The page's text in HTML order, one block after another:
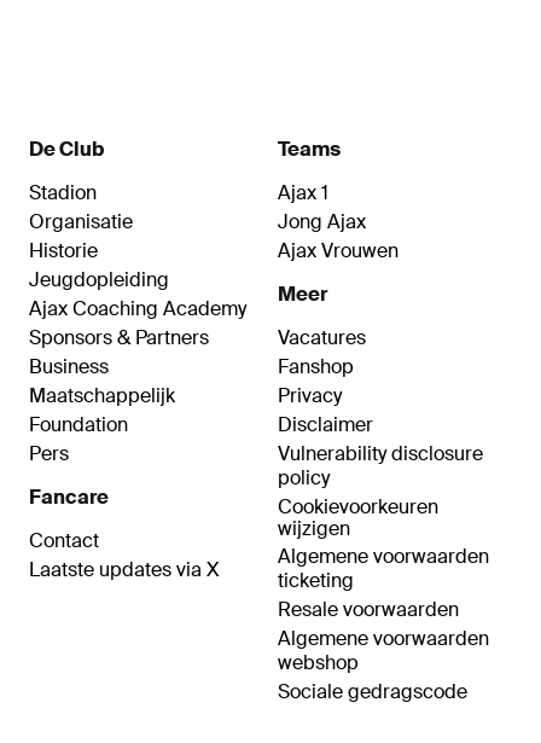
De Club
Stadion
Organisatie
Historie
Jeugdopleiding
Ajax Coaching Academy
Sponsors & Partners
Business
Maatschappelijk
Foundation
Pers
Fancare
Contact
Laatste updates via X
Teams
Ajax 1
Jong Ajax
Ajax Vrouwen
Meer
Vacatures
Fanshop
Privacy
Disclaimer
Vulnerability disclosure
policy
Cookievoorkeuren
wijzigen
Algemene voorwaarden
ticketing
Resale voorwaarden
Algemene voorwaarden
webshop
Sociale gedragscode